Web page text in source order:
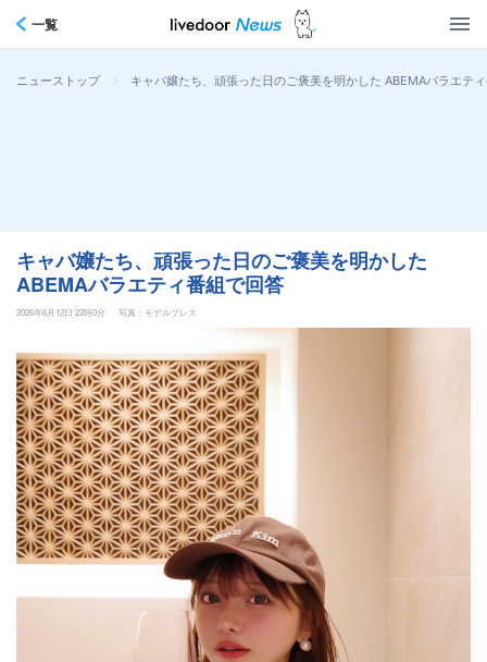
一覧
ニューストップ > キャバ嬢たち、頑張った日のご褒美を明かした ABEMAバラエテ
キャバ嬢たち、頑張った日のご褒美を明かした
ABEMAバラエティ番組で回答
2026年6月12日 22時0分 写真：モデルプレス